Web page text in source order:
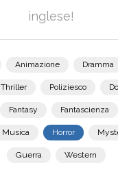
inglese!
Animazione Dramma
Thriller Poliziesco
Fantasy Fantascienza
Musica Horror
Guerra Western